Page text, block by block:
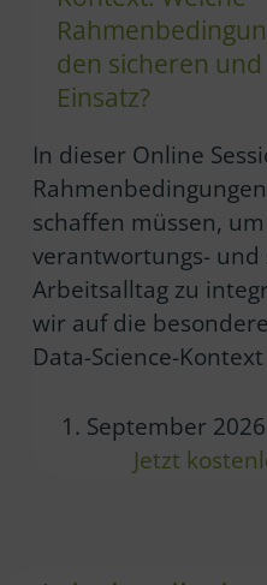
den sicheren
Einsatz?
In dieser Online
schaffen müssen,
verantwortungs-
Arbeitsalltag zu
wir auf die
Data-Science-
1. September
Jetzt